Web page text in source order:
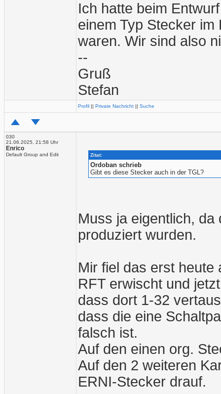
Ich hatte beim
einem Typ Stecker im
waren. Wir sind also
--
Gruß
Stefan
Profil || Private Nachricht || Suche
030
21.06.2025, 21:58 Uhr
Enrico
Default Group and Edit Zitat:
Ordoban schrieb
Gibt es diese Stecker auch in der TGL?
Muss ja eigentlich,
produziert wurden.
Mir fiel das erst heute
RFT erwischt und
dass dort 1-32
dass die eine
falsch ist.
Auf den einen org.
Auf den 2 weiteren
ERNI-Stecker drauf.